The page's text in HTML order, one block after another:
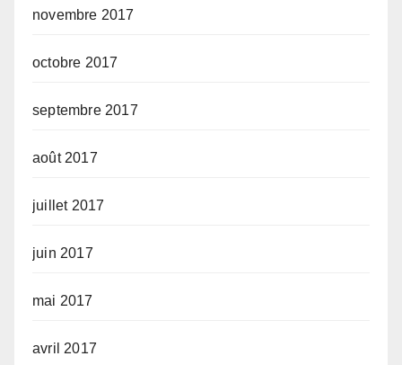
novembre 2017
octobre 2017
septembre 2017
août 2017
juillet 2017
juin 2017
mai 2017
avril 2017